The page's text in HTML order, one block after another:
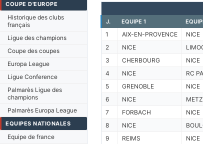
COUPE D'EUROPE
Historique des clubs
français
Ligue des champions
Coupe des coupes
Europa League
Ligue Conference
Palmarès Ligue des
champions
Palmarès Europa League
EQUIPES NATIONALES
Equipe de france
J.
EQUIPE 1
1 AIX-EN-PROVENCE NICE
2
NICE
3
CHERBOURG NICE
4
NICE RC
5
GRENOBLE NICE
6
NICE METZ
7
FORBACH NICE
8
NICE
9
REIMS NICE